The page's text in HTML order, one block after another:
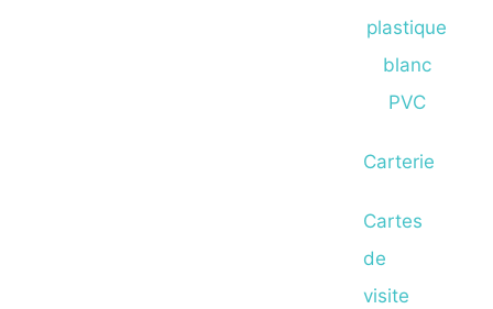
Carterie
Cartes
de
visite